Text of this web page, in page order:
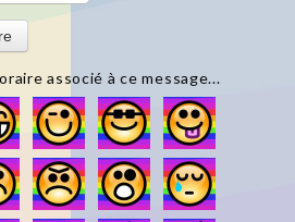
associé à ce message...